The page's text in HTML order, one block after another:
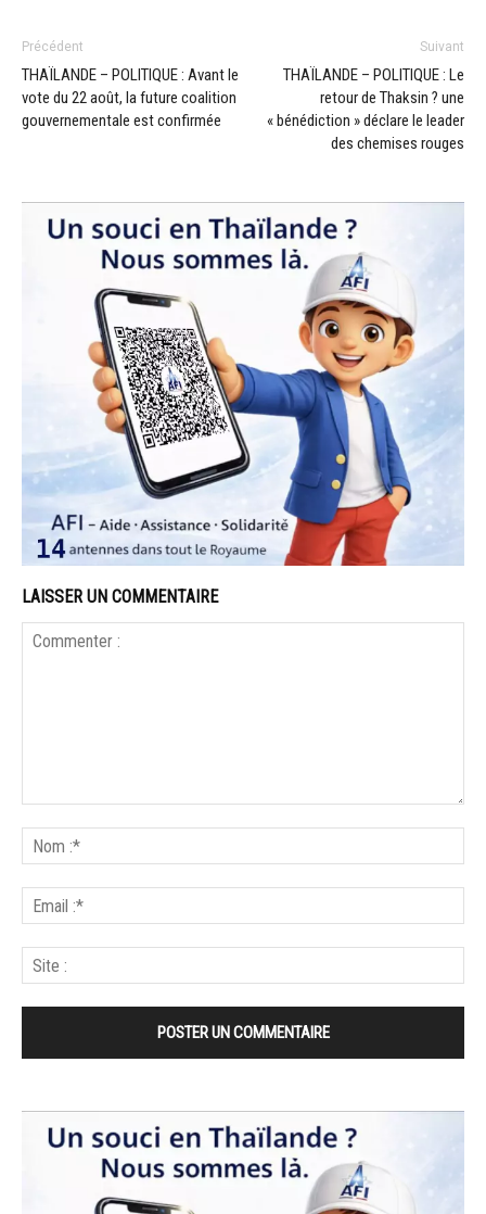
Précédent
THAÏLANDE – POLITIQUE : Avant le
vote du 22 août, la future coalition
gouvernementale est confirmée
Suivant
THAÏLANDE – POLITIQUE : Le
retour de Thaksin ? une
« bénédiction » déclare le leader
des chemises rouges
LAISSER UN COMMENTAIRE